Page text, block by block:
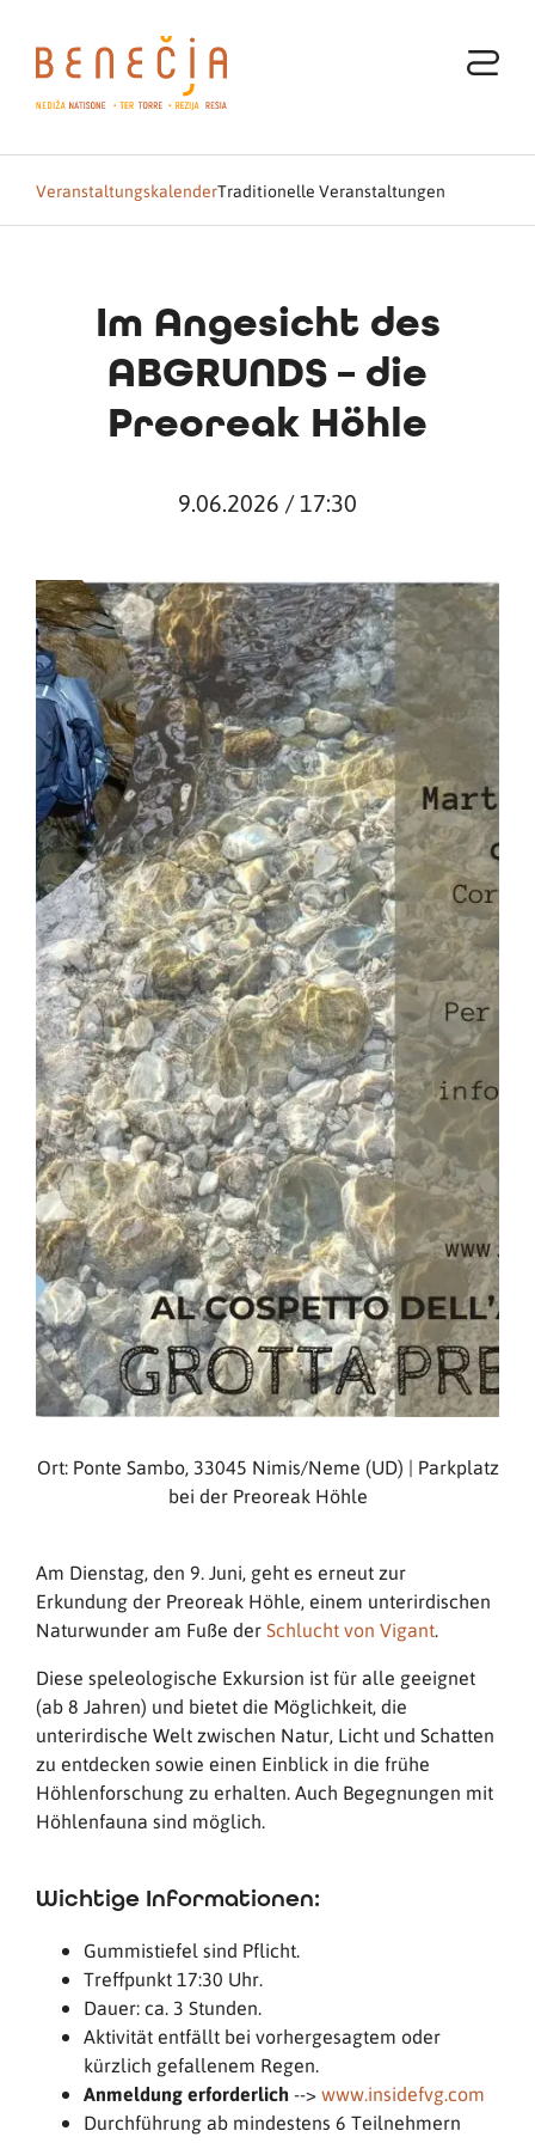
VeranstaltungskalenderTraditionelle Veranstaltungen
Im Angesicht des
ABGRUNDS – die
Preoreak Höhle
9.06.2026 / 17:30
Ort: Ponte Sambo, 33045 Nimis/Neme (UD) | Parkplatz
bei der Preoreak Höhle
Am Dienstag, den 9. Juni, geht es erneut zur
Erkundung der Preoreak Höhle, einem unterirdischen
Naturwunder am Fuße derSchlucht von Vigant.
Diese speleologische Exkursion ist für alle geeignet
(ab 8 Jahren) und bietet die Möglichkeit, die
unterirdische Welt zwischen Natur, Licht und Schatten
zu entdecken sowie einen Einblick in die frühe
Höhlenforschung zu erhalten. Auch Begegnungen mit
Höhlenfauna sind möglich.
Wichtige Informationen:
Gummistiefel sind Pflicht.
Treffpunkt 17:30 Uhr.
Dauer: ca. 3 Stunden.
Aktivität entfällt bei vorhergesagtem oder
kürzlich gefallenem Regen.
Anmeldung erforderlich -->www.insidefvg.com
Durchführung ab mindestens 6 Teilnehmern